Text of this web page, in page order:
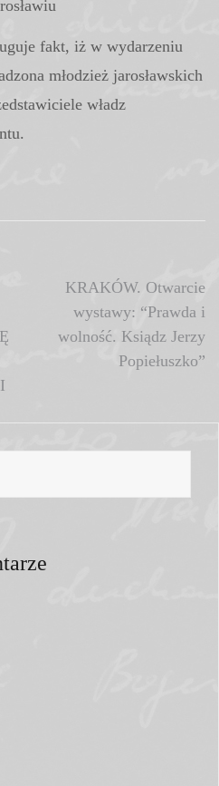
fakt, iż w wydarzeniu
młodzież jarosławskich
władz
KRAKÓW. Otwarcie
wystawy: “Prawda i
wolność. Ksiądz Jerzy
Popiełuszko”